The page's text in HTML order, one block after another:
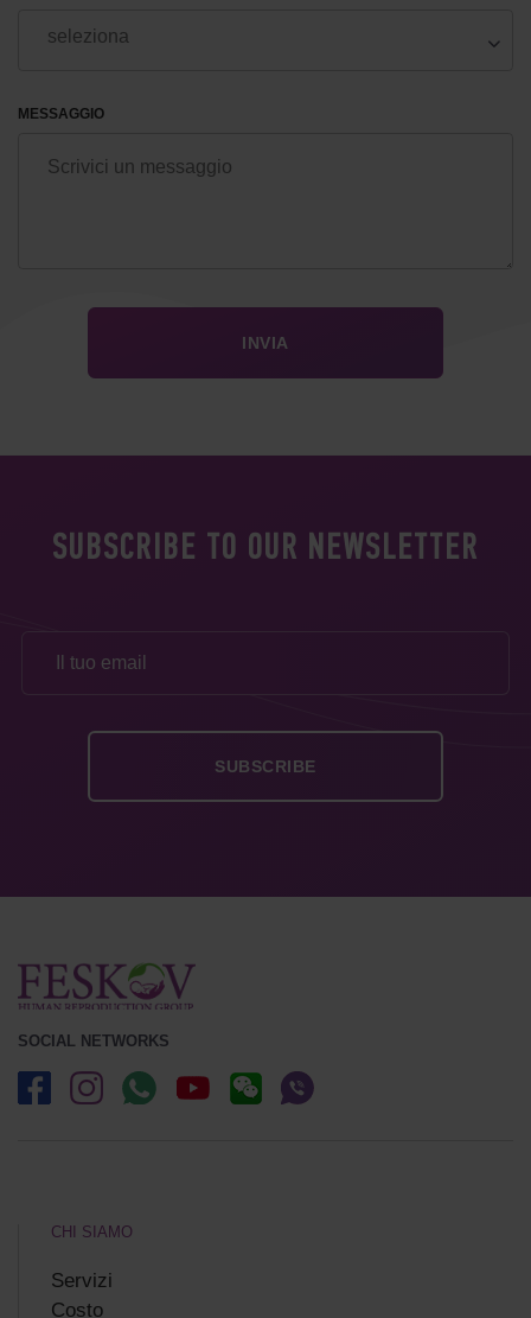
MESSAGGIO
SUBSCRIBE TO OUR NEWSLETTER
SOCIAL NETWORKS
CHI SIAMO
Servizi
Costo